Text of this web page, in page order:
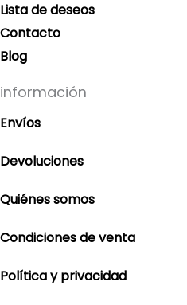
Lista de deseos
Contacto
Blog
información
Envíos
Devoluciones
Quiénes somos
Condiciones de venta
Política y privacidad